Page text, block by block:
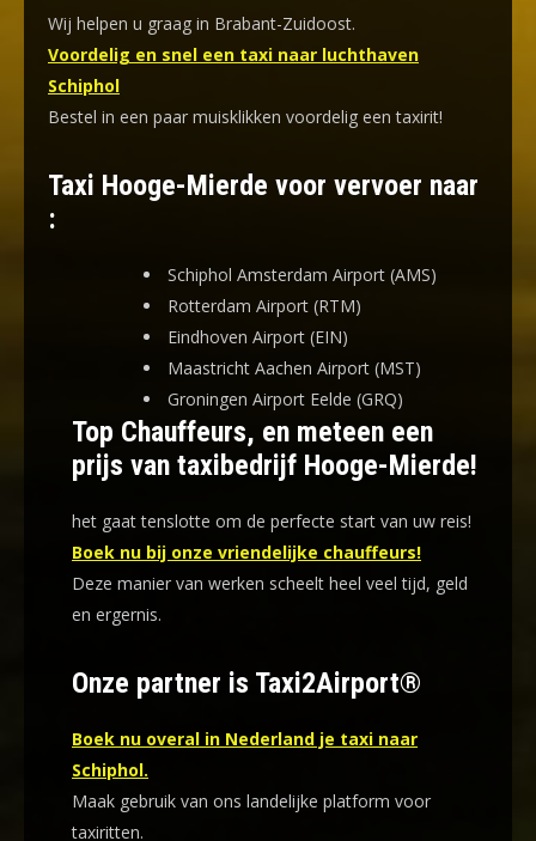
Wij helpen u graag in Brabant-Zuidoost.
Voordelig en snel een taxi naar luchthaven
Schiphol
Bestel in een paar muisklikken voordelig een taxirit!
Taxi Hooge-Mierde voor vervoer naar
:
Schiphol Amsterdam Airport (AMS)
Rotterdam Airport (RTM)
Eindhoven Airport (EIN)
Maastricht Aachen Airport (MST)
Groningen Airport Eelde (GRQ)
Top Chauffeurs, en meteen een
prijs van taxibedrijf Hooge-Mierde!
het gaat tenslotte om de perfecte start van uw reis!
Boek nu bij onze vriendelijke chauffeurs!
Deze manier van werken scheelt heel veel tijd, geld
en ergernis.
Onze partner is Taxi2Airport®
Boek nu overal in Nederland je taxi naar
Schiphol.
Maak gebruik van ons landelijke platform voor
taxiritten.